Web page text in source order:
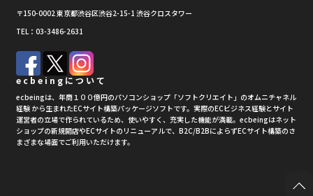
〒150-0002 東京都渋谷区渋谷2-15-1 渋谷クロスタワー
TEL：03-3486-2631
ecbeingについて
ecbeingは、年商１００億円のパソコンショップ「ソフトクリエイト」のオムニチャネル
経験 から生まれたECサイト構築パッケージソフトです。実際のECビジネス経験とサイト
運営者の立場で作られているため、使いやすく、充実した機能が満載。ecbeingはネット
ショップの新規開店やECサイトのリニューアルで、B2C/B2BによらずECサイト構築のさ
まざまな場面でご利用いただけます。